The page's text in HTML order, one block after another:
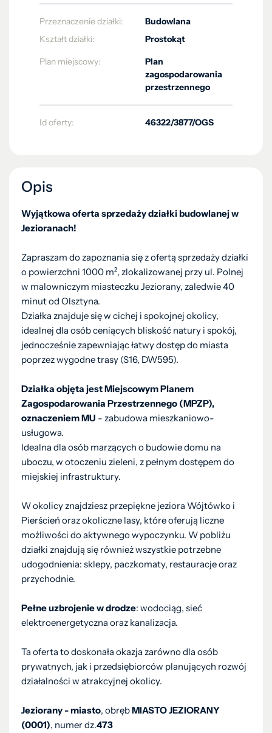
Przeznaczenie działki:
Budowlana
Kształt działki:
Prostokąt
Plan miejscowy:
Plan
zagospodarowania
przestrzennego
Id oferty: 46322/3877/OGS
Opis
Wyjątkowa oferta sprzedaży działki budowlanej w
Jezioranach!
Zapraszam do zapoznania się z ofertą sprzedaży działki
o powierzchni 1000 m², zlokalizowanej przy ul. Polnej
w malowniczym miasteczku Jeziorany, zaledwie 40
minut od Olsztyna.
Działka znajduje się w cichej i spokojnej okolicy,
idealnej dla osób ceniących bliskość natury i spokój,
jednocześnie zapewniając łatwy dostęp do miasta
poprzez wygodne trasy (S16, DW595).
Działka objęta jest Miejscowym Planem
Zagospodarowania Przestrzennego (MPZP),
oznaczeniem MU - zabudowa mieszkaniowo-
usługowa.
Idealna dla osób marzących o budowie domu na
uboczu, w otoczeniu zieleni, z pełnym dostępem do
miejskiej infrastruktury.
W okolicy znajdziesz przepiękne jeziora Wójtówko i
Pierścień oraz okoliczne lasy, które oferują liczne
możliwości do aktywnego wypoczynku. W pobliżu
działki znajdują się również wszystkie potrzebne
udogodnienia: sklepy, paczkomaty, restauracje oraz
przychodnie.
Pełne uzbrojenie w drodze: wodociąg, sieć
elektroenergetyczna oraz kanalizacja.
Ta oferta to doskonała okazja zarówno dla osób
prywatnych, jak i przedsiębiorców planujących rozwój
działalności w atrakcyjnej okolicy.
Jeziorany - miasto, obrębMIASTO JEZIORANY
(0001), numer dz.473